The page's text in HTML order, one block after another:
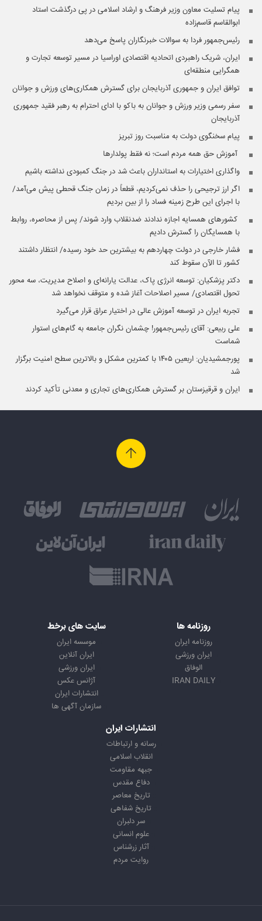
پیام تسلیت معاون وزیر فرهنگ و ارشاد اسلامی در پی درگذشت استاد
ابوالقاسم قاسم‌زاده
رئیس‌جمهور فردا به سوالات خبرنگاران پاسخ می‌دهد
ایران، شریک راهبردی اتحادیه اقتصادی اوراسیا در مسیر توسعه تجارت و
همگرایی منطقه‌ای
توافق ایران و جمهوری آذربایجان برای گسترش همکاری‌های ورزش و جوانان
سفر رسمی وزیر ورزش و جوانان به باکو با ادای احترام به رهبر فقید جمهوری
آذربایجان
پیام سخنگوی دولت به مناسبت روز تبریز
️ آموزش حق همه مردم است؛ نه فقط پولدارها
واگذاری اختیارات به استانداران باعث شد در جنگ کمبودی نداشته باشیم
اگر ارز ترجیحی را حذف نمی‌کردیم، قطعاً در زمان جنگ قحطی پیش می‌آمد/
با اجرای این طرح زمینه فساد را از بین بردیم
️ کشورهای همسایه اجازه ندادند ضدنقلاب وارد شوند/ پس از محاصره، روابط
با همسایگان را گسترش دادیم
فشار خارجی در دولت چهاردهم به بیشترین حد خود رسیده/ انتظار داشتند
کشور تا الآن سقوط کند
دکتر پزشکیان: توسعه انرژی پاک، عدالت یارانه‌ای و اصلاح مدیریت، سه محور
تحول اقتصادی/ مسیر اصلاحات آغاز شده و متوقف نخواهد شد
تجربه ایران در توسعه آموزش عالی در اختیار عراق قرار می‌گیرد
علی ربیعی: آقای رئیس‌جمهور! چشمان نگران جامعه به گام‌های استوار
شماست
پورجمشیدیان: اربعین ۱۴۰۵ با کمترین مشکل و بالاترین سطح امنیت برگزار
شد
ایران و قرقیزستان بر گسترش همکاری‌های تجاری و معدنی تأکید کردند
روزنامه ها
روزنامه ایران
ایران ورزشی
الوفاق
IRAN DAILY
سایت های برخط
موسسه ایران
ایران آنلاین
ایران ورزشی
آژانس عکس
انتشارات ایران
سازمان آگهی ها
انتشارات ایران
رسانه و ارتباطات
انقلاب اسلامی
جبهه مقاومت
دفاع مقدس
تاریخ معاصر
تاریخ شفاهی
سر دلبران
علوم انسانی
آثار زرشناس
روایت مردم